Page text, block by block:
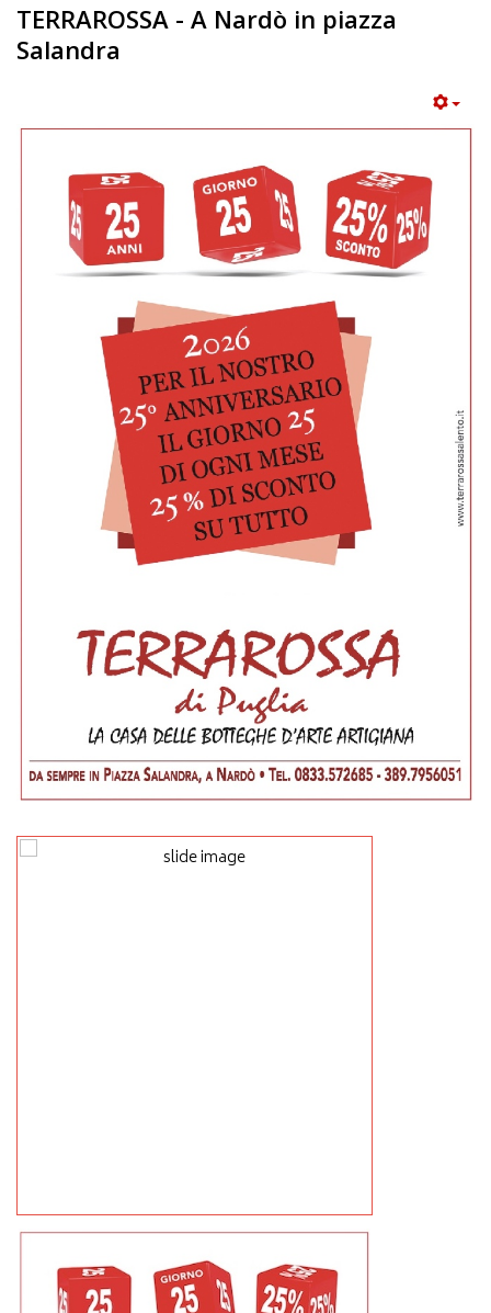
TERRAROSSA - A Nardò in piazza
Salandra